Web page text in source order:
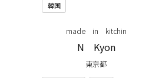
韓国
made in kitchin
N Kyon
東京都